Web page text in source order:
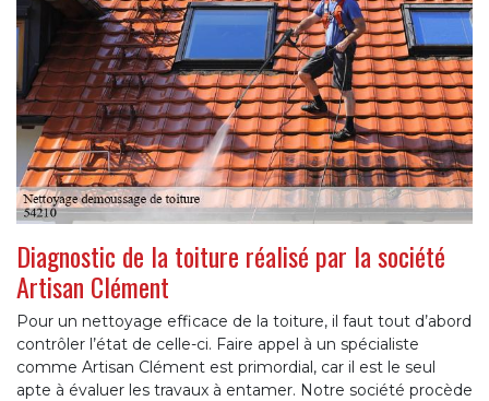
Diagnostic de la toiture réalisé par la société
Artisan Clément
Pour un nettoyage efficace de la toiture, il faut tout d’abord
contrôler l’état de celle-ci. Faire appel à un spécialiste
comme Artisan Clément est primordial, car il est le seul
apte à évaluer les travaux à entamer. Notre société procède